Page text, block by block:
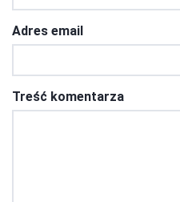
Adres email
Treść komentarza